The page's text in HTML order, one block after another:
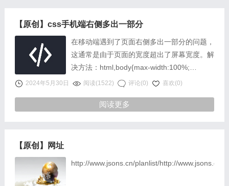
【原创】css手机端右侧多出一部分
在移动端遇到了页面右侧多出一部分的问题，
这通常是由于页面的宽度超出了屏幕宽度。解
决方法：html,body{max-width:100%;
overflow-x:hidden……
2024年5月30日 阅读(1522) 评论(0) 喜欢(0)
阅读更多
【原创】网址
http://www.jsons.cn/planlist/http://www.jsons.cn/